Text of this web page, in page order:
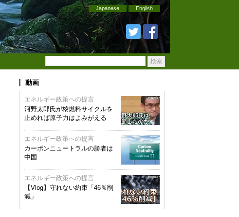
Japanese English
動画
エネルギー政策への提言
河野太郎氏が核燃料サイクルを
止めれば原子力はよみがえる
エネルギー政策への提言
カーボンニュートラルの勝者は
中国
エネルギー政策への提言
【Vlog】守れない約束「46％削
減」